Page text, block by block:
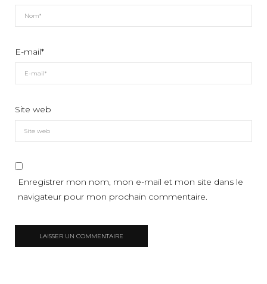
E-mail*
Site web
Enregistrer mon nom, mon e-mail et mon site dans le
navigateur pour mon prochain commentaire.